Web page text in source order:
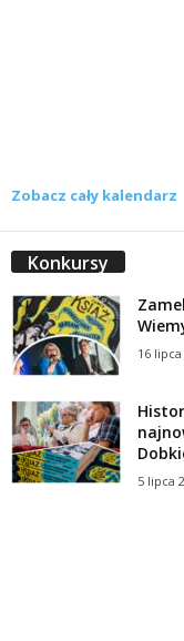
Zobacz cały kalendarz
Konkursy
16 lipca
5 lipca